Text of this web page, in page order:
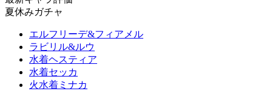
夏休みガチャ
エルフリーデ&フィアメル
ラビリル&ルウ
水着ヘスティア
水着セッカ
火水着ミナカ